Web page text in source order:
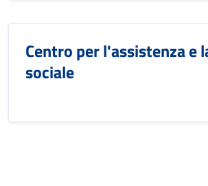
Centro per l'assistenza e
sociale